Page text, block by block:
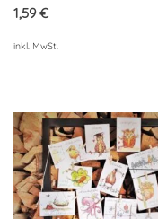
von 5
1,59€
inkl. MwSt.